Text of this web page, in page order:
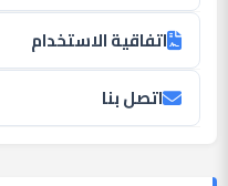
اتفاقية الاستخدام
اتصل بنا